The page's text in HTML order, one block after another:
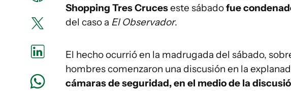
Shopping Tres Cruceseste sábadofue
del caso a El Observador.
El hecho ocurrió en la madrugada del sábado,
hombres comenzaron una discusión en la
cámaras de seguridad, en el medio de la